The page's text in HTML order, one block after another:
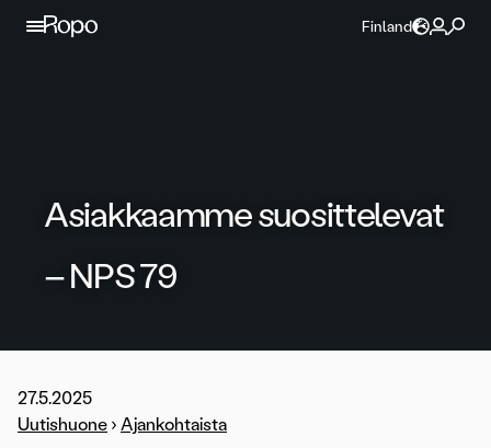
Jatka sisältöön
Finland
Asiakkaamme suosittelevat
– NPS 79
27.5.2025
Uutishuone › Ajankohtaista